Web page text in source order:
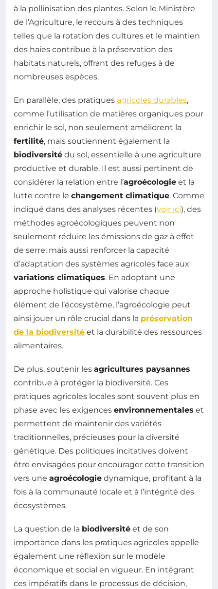
à la pollinisation des plantes. Selon le Ministère
de l’Agriculture, le recours à des techniques
telles que la rotation des cultures et le maintien
des haies contribue à la préservation des
habitats naturels, offrant des refuges à de
nombreuses espèces.
En parallèle, des pratiques agricoles durables,
comme l’utilisation de matières organiques pour
enrichir le sol, non seulement améliorent la
fertilité, mais soutiennent également la
biodiversité du sol, essentielle à une agriculture
productive et durable. Il est aussi pertinent de
considérer la relation entre l’agroécologie et la
lutte contre le changement climatique. Comme
indiqué dans des analyses récentes (voir ici), des
méthodes agroécologiques peuvent non
seulement réduire les émissions de gaz à effet
de serre, mais aussi renforcer la capacité
d’adaptation des systèmes agricoles face aux
variations climatiques. En adoptant une
approche holistique qui valorise chaque
élément de l’écosystème, l’agroécologie peut
ainsi jouer un rôle crucial dans la préservation
de la biodiversité et la durabilité des ressources
alimentaires.
De plus, soutenir les agricultures paysannes
contribue à protéger la biodiversité. Ces
pratiques agricoles locales sont souvent plus en
phase avec les exigences environnementales et
permettent de maintenir des variétés
traditionnelles, précieuses pour la diversité
génétique. Des politiques incitatives doivent
être envisagées pour encourager cette transition
vers une agroécologie dynamique, profitant à la
fois à la communauté locale et à l’intégrité des
écosystèmes.
La question de la biodiversité et de son
importance dans les pratiques agricoles appelle
également une réflexion sur le modèle
économique et social en vigueur. En intégrant
ces impératifs dans le processus de décision,